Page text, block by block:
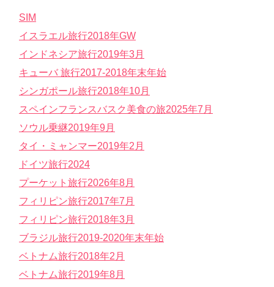
SIM
イスラエル旅行2018年GW
インドネシア旅行2019年3月
キューバ 旅行2017-2018年末年始
シンガポール旅行2018年10月
スペインフランスバスク美食の旅2025年7月
ソウル乗継2019年9月
タイ・ミャンマー2019年2月
ドイツ旅行2024
プーケット旅行2026年8月
フィリピン旅行2017年7月
フィリピン旅行2018年3月
ブラジル旅行2019-2020年末年始
ベトナム旅行2018年2月
ベトナム旅行2019年8月